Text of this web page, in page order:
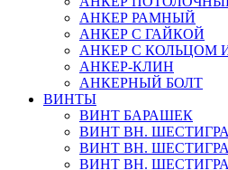
АНКЕР РАМНЫЙ
АНКЕР С ГАЙКОЙ
АНКЕР С КОЛЬЦОМ
АНКЕР-КЛИН
АНКЕРНЫЙ БОЛТ
ВИНТЫ
ВИНТ БАРАШЕК
ВИНТ ВН.
ВИНТ ВН.
ВИНТ ВН.